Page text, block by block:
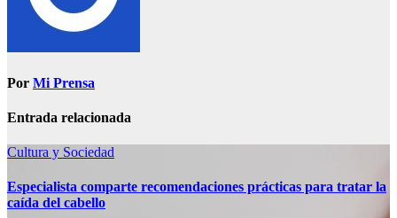
Por Mi Prensa
Entrada relacionada
Cultura y Sociedad
Especialista comparte recomendaciones prácticas para tratar la
caída del cabello